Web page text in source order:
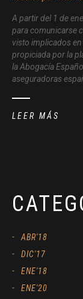
A partir del 1 de
para comunicarse
visto implicados
propiciada por la
la Abogacía
aseguradoras
LEER MÁS
ABR'18
DIC'17
ENE'18
ENE'20